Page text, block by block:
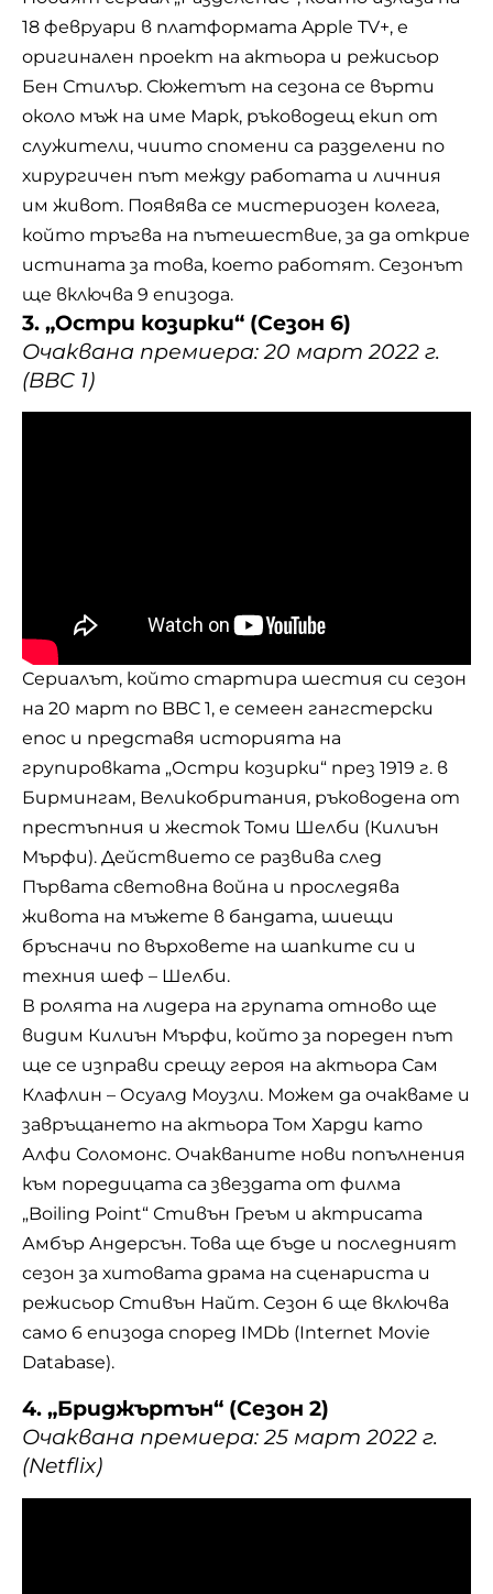
18 февруари в платформата Apple TV+, е
оригинален проект на актьора и режисьор
Бен Стилър. Сюжетът на сезона се върти
около мъж на име Марк, ръководещ екип от
служители, чиито спомени са разделени по
хирургичен път между работата и личния
им живот. Появява се мистериозен колега,
който тръгва на пътешествие, за да открие
истината за това, което работят. Сезонът
ще включва 9 епизода.
3. „Остри козирки“ (Сезон 6)
Очаквана премиера: 20 март 2022 г.
(BBC 1)
Сериалът, който стартира шестия си сезон
на 20 март по BBC 1, е семеен гангстерски
епос и представя историята на
групировката „Остри козирки“ през 1919 г. в
Бирмингам, Великобритания, ръководена от
престъпния и жесток Томи Шелби (Килиън
Мърфи). Действието се развива след
Първата световна война и проследява
живота на мъжете в бандата, шиещи
бръсначи по върховете на шапките си и
техния шеф – Шелби.
В ролята на лидера на групата отново ще
видим Килиън Мърфи, който за пореден път
ще се изправи срещу героя на актьора Сам
Клафлин – Осуалд Моузли. Можем да очакваме и
завръщането на актьора Том Харди като
Алфи Соломонс. Очакваните нови попълнения
към поредицата са звездата от филма
„Boiling Point“ Стивън Греъм и актрисата
Амбър Андерсън. Това ще бъде и последният
сезон за хитовата драма на сценариста и
режисьор Стивън Найт. Сезон 6 ще включва
само 6 епизода според IMDb (Internet Movie
Database).
4. „Бриджъртън“ (Сезон 2)
Очаквана премиера: 25 март 2022 г.
(Netflix)